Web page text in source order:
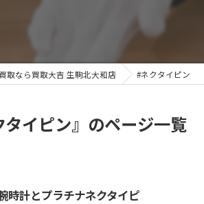
取なら買取大吉 生駒北大和店 #ネクタイピン
イピン』のページ一覧
時計とプラチナネクタイピ